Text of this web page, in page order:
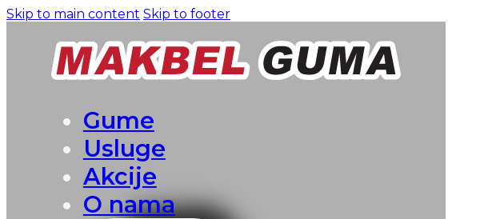
Skip to main content Skip to footer
Gume
Usluge
Akcije
O nama